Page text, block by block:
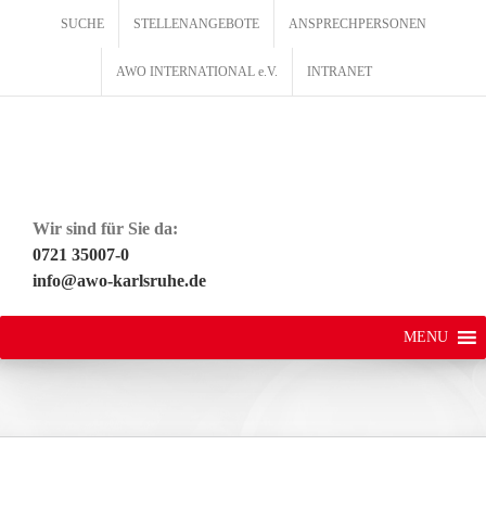
SUCHE STELLENANGEBOTE ANSPRECHPERSONEN
AWO INTERNATIONAL e.V. INTRANET
Wir sind für Sie da:
0721 35007-0
info@awo-karlsruhe.de
MENU